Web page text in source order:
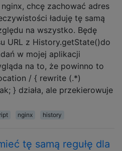
chcę zachować adres
ładuję tę samą
na wszystko. Będę
URL z History.getState()do
w mojej aplikacji
na to, że powinno to
/ { rewrite (.*)
} działa, ale przekierowuje
nginx history
tę samą regułę dla